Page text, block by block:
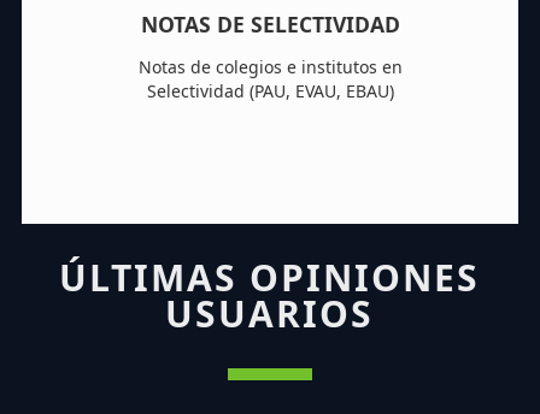
NOTAS DE SELECTIVIDAD
Notas de colegios e institutos en
Selectividad (PAU, EVAU, EBAU)
ÚLTIMAS OPINIONES
USUARIOS